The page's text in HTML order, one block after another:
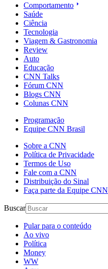
Comportamento
Saúde
Ciência
Tecnologia
Viagem & Gastronomia
Review
Auto
Educação
CNN Talks
Fórum CNN
Blogs CNN
Colunas CNN
Programação
Equipe CNN Brasil
Sobre a CNN
Política de Privacidade
Termos de Uso
Fale com a CNN
Distribuição do Sinal
Faça parte da Equipe CNN
Buscar
Pular para o conteúdo
Ao vivo
Política
Money
WW